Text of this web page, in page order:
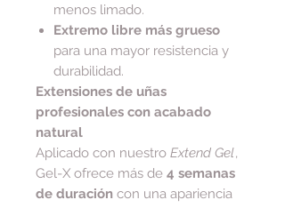
menos limado.
Extremo libre más grueso
para una mayor resistencia y
durabilidad.
Extensiones de uñas
profesionales con acabado
natural
Aplicado con nuestro Extend Gel,
Gel-X ofrece más de 4 semanas
de duración con una apariencia